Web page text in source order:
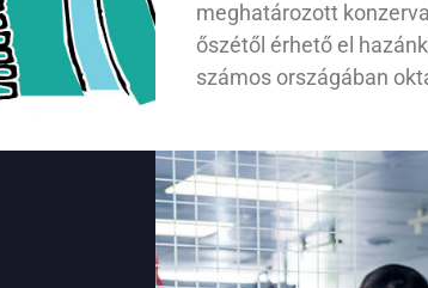
meghatározott
őszétől érhető el
számos országában